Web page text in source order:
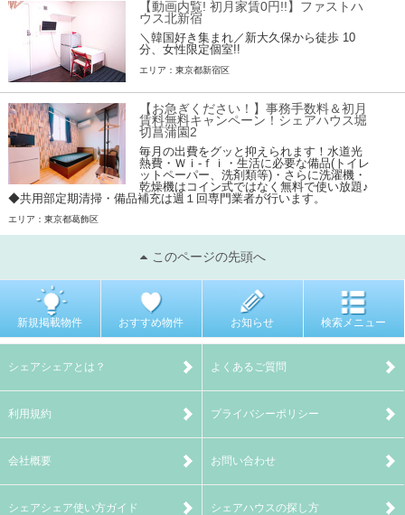
【動画内覧! 初月家賃0円!!】ファストハ
ウス北新宿
＼韓国好き集まれ／新大久保から徒歩 10
分、女性限定個室!!
エリア：東京都新宿区
【お急ぎください！】事務手数料＆初月
賃料無料キャンペーン！シェアハウス堀
切菖蒲園2
毎月の出費をグッと抑えられます！水道光
熱費・Ｗｉ-ｆｉ・生活に必要な備品(トイレ
ットペーパー、洗剤類等)・さらに洗濯機・
乾燥機はコイン式ではなく無料で使い放題♪
◆共用部定期清掃・備品補充は週１回専門業者が行います。
エリア：東京都葛飾区
このページの先頭へ
新規掲載物件 おすすめ物件 お知らせ 検索メニュー
シェアシェアとは？ よくあるご質問
利用規約 プライバシーポリシー
会社概要 お問い合わせ
シェアシェア使い方ガイド シェアハウスの探し方